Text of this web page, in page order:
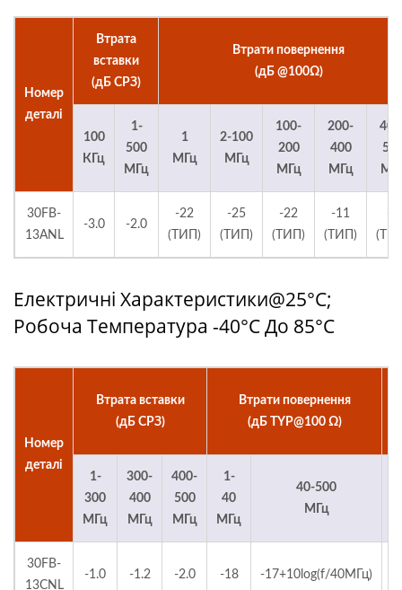
Номер
деталі
Втрата
вставки
(дБ СРЗ)
Втрати повернення
(дБ @100Ω)
100
КГц
1-
500
МГц
1
МГц
2-100
МГц
100-
200
МГц
200-
400
МГц
30FB-
13ANL
-3.0 -2.0
-22
(ТИП)
-25
(ТИП)
-22
(ТИП)
-11
(ТИП)
Електричні Характеристики@25°C;
Робоча Температура -40°C До 85°C
Номер
деталі
Втрата вставки
(дБ СРЗ)
Втрати повернення
(дБ TYP@100 Ω)
1-
300
МГц
300-
400
МГц
400-
500
МГц
1-
40
МГц
40-500
МГц
30FB-
13CNL
-1.0 -1.2 -2.0 -18 -17+10log(f/40МГц)